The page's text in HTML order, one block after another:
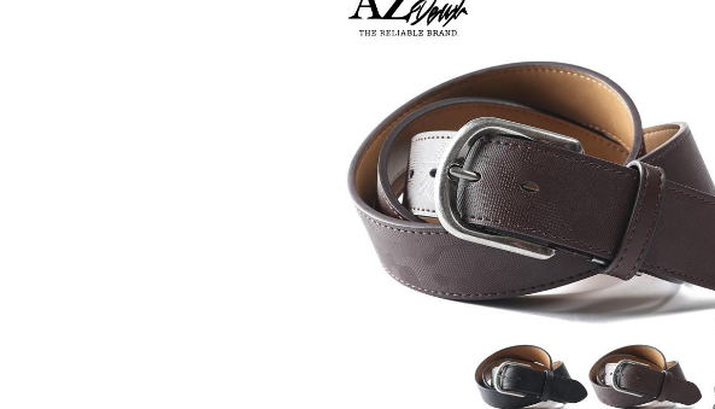
※【ボトムの裾上げをご希望の場合】
備考欄に股下●cmとご記入下さい。（裾上げ無料対象商品は1本
1本5,999円以下の商品は有料（500円+税）となります。）
出荷まで約1週間～20日間程お時間を頂く場合がございます。
尚、裾上げした商品は返品・交換不可となりますので、予めご了承
一部、お直しに対応出来ない商品がございます。(例：裾にファ
端なデザインが施されている等)
※【返品交換について】
返品交換希望の方は、商品到着後1週間以内にご連絡ください。
下着(肌着)やワイシャツは商品の性質上、返品交換不可とさせて